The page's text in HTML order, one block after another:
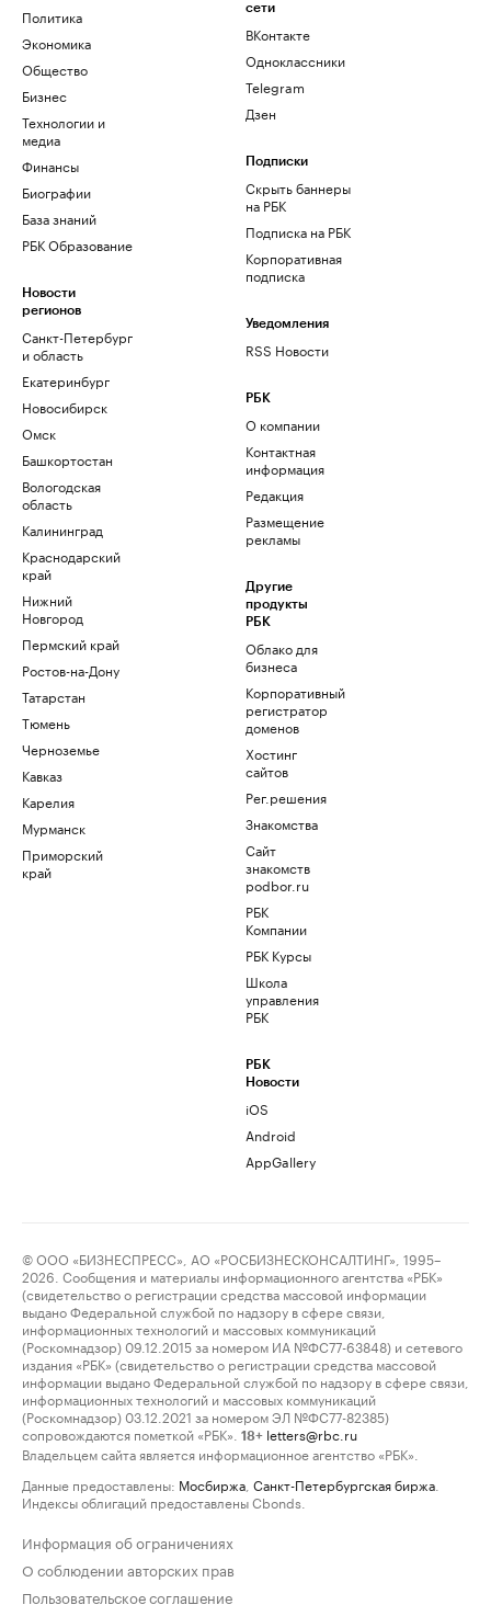
Политика
Экономика
Общество
Бизнес
Технологии и
медиа
Финансы
Биографии
База знаний
РБК Образование
Новости
регионов
Санкт-Петербург
и область
Екатеринбург
Новосибирск
Омск
Башкортостан
Вологодская
область
Калининград
Краснодарский
край
Нижний
Новгород
Пермский край
Ростов-на-Дону
Татарстан
Тюмень
Черноземье
Кавказ
Карелия
Мурманск
Приморский
край
сети
ВКонтакте
Одноклассники
Telegram
Дзен
Подписки
Скрыть баннеры
на РБК
Подписка на РБК
Корпоративная
подписка
Уведомления
RSS Новости
РБК
О компании
Контактная
информация
Редакция
Размещение
рекламы
Другие
продукты
РБК
Облако для
бизнеса
Корпоративный
регистратор
доменов
Хостинг
сайтов
Рег.решения
Знакомства
Сайт
знакомств
podbor.ru
РБК
Компании
РБК Курсы
Школа
управления
РБК
РБК
Новости
iOS
Android
AppGallery
© ООО «БИЗНЕСПРЕСС», АО «РОСБИЗНЕСКОНСАЛТИНГ», 1995–
2026. Сообщения и материалы информационного агентства «РБК»
(свидетельство о регистрации средства массовой информации
выдано Федеральной службой по надзору в сфере связи,
информационных технологий и массовых коммуникаций
(Роскомнадзор) 09.12.2015 за номером ИА №ФС77-63848) и сетевого
издания «РБК» (свидетельство о регистрации средства массовой
информации выдано Федеральной службой по надзору в сфере связи,
информационных технологий и массовых коммуникаций
(Роскомнадзор) 03.12.2021 за номером ЭЛ №ФС77-82385)
сопровождаются пометкой «РБК».
18+ letters@rbc.ru
Владельцем сайта является информационное агентство «РБК».
Данные предоставлены: Мосбиржа Санкт-Петербургская биржа
Индексы облигаций предоставлены Cbonds.
Информация об ограничениях
О соблюдении авторских прав
Пользовательское соглашение